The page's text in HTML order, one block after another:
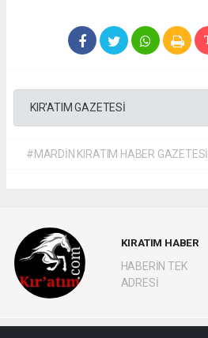
KIR'ATIM GAZETESİ
#MARDİN KIRATIM HABER GAZETESİ
KIRATIM HABER
HABERİN TEK
ADRESİ